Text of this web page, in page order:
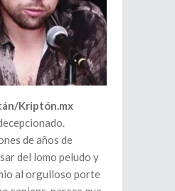
Kriptón.mx
de años de
del lomo peludo y
al orgulloso porte